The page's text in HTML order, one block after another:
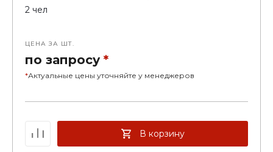
2 чел
ЦЕНА ЗА ШТ.
по запросу *
*Актуальные цены уточняйте у менеджеров
В корзину